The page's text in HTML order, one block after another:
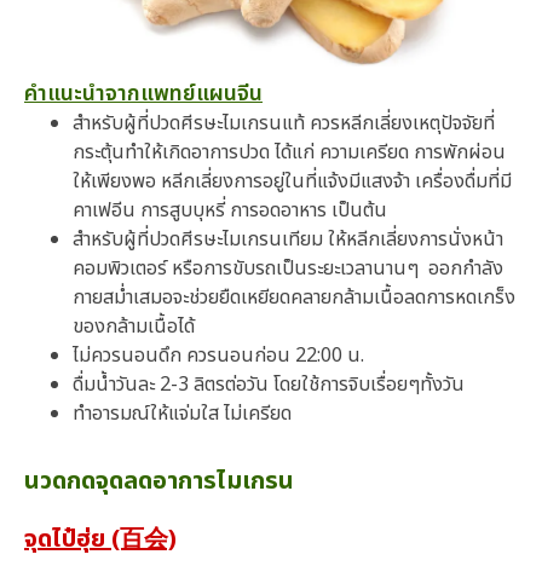
คำแนะนำจากแพทย์แผนจีน
สำหรับผู้ที่ปวดศีรษะไมเกรนแท้ ควรหลีกเลี่ยงเหตุปัจจัยที่
กระตุ้นทำให้เกิดอาการปวด ได้แก่ ความเครียด การพักผ่อน
ให้เพียงพอ หลีกเลี่ยงการอยู่ในที่แจ้งมีแสงจ้า เครื่องดื่มที่มี
คาเฟอีน การสูบบุหรี่ การอดอาหาร เป็นต้น
สำหรับผู้ที่ปวดศีรษะไมเกรนเทียม ให้หลีกเลี่ยงการนั่งหน้า
คอมพิวเตอร์ หรือการขับรถเป็นระยะเวลานานๆ ออกกำลัง
กายสม่ำเสมอจะช่วยยืดเหยียดคลายกล้ามเนื้อลดการหดเกร็ง
ของกล้ามเนื้อได้
ไม่ควรนอนดึก ควรนอนก่อน 22:00 น.
ดื่มน้ำวันละ 2-3 ลิตรต่อวัน โดยใช้การจิบเรื่อยๆทั้งวัน
ทำอารมณ์ให้แจ่มใส ไม่เครียด
นวดกดจุดลดอาการไมเกรน
จุดไป๋ฮุ่ย (百会)